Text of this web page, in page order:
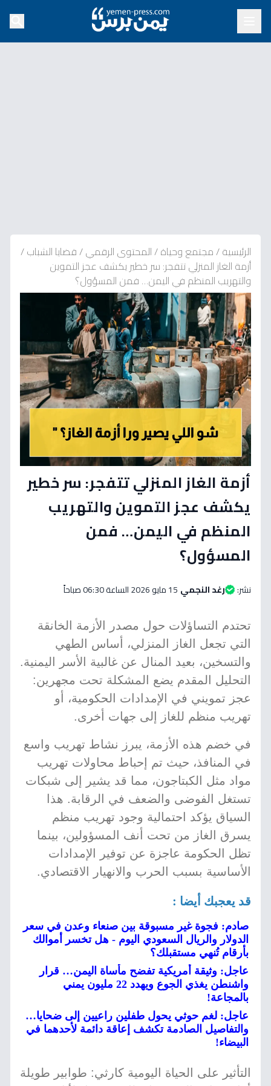
الرئيسية/مجتمع وحياة/المحتوى الرقمي/قضايا الشباب/
أزمة الغاز المنزلي تتفجر: سر خطير يكشف عجز التموين
والتهريب المنظم في اليمن… فمن المسؤول؟
أزمة الغاز المنزلي تتفجر: سر خطير
يكشف عجز التموين والتهريب
المنظم في اليمن… فمن
المسؤول؟
نشر: رغد النجمي 15 مايو 2026 الساعة 06:30 صباحاً
تحتدم التساؤلات حول مصدر الأزمة الخانقة
التي تجعل الغاز المنزلي، أساس الطهي
والتسخين، بعيد المنال عن غالبية الأسر اليمنية.
التحليل المقدم يضع المشكلة تحت مجهرين:
عجز تمويني في الإمدادات الحكومية، أو
تهريب منظم للغاز إلى جهات أخرى.
في خضم هذه الأزمة، يبرز نشاط تهريب واسع
في المنافذ، حيث تم إحباط محاولات تهريب
مواد مثل الكبتاجون، مما قد يشير إلى شبكات
تستغل الفوضى والضعف في الرقابة. هذا
السياق يؤكد احتمالية وجود تهريب منظم
يسرق الغاز من تحت أنف المسؤولين، بينما
تظل الحكومة عاجزة عن توفير الإمدادات
الأساسية بسبب الحرب والانهيار الاقتصادي.
قد يعجبك أيضا :
صادم: فجوة غير مسبوقة بين صنعاء وعدن في سعر
الدولار والريال السعودي اليوم - هل تخسر أموالك
بأرقام تُنهي مستقبلك؟
عاجل: وثيقة أمريكية تفضح مأساة اليمن… قرار
واشنطن يغذي الجوع ويهدد 22 مليون يمني
بالمجاعة!
عاجل: لغم حوثي يحول طفلين راعيين إلى ضحايا…
والتفاصيل الصادمة تكشف إعاقة دائمة لأحدهما في
البيضاء!
التأثير على الحياة اليومية كارثي: طوابير طويلة